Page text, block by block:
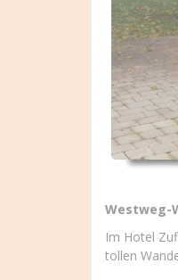
Westweg-
Im Hotel
tollen